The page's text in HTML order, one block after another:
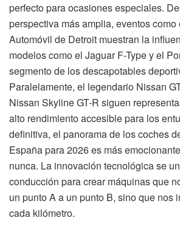
perfecto para ocasiones especiales.
perspectiva más amplia, eventos
Automóvil de Detroit muestran la
modelos como el Jaguar F-Type y el
segmento de los descapotables
Paralelamente, el legendario Nissan
Nissan Skyline GT-R siguen
alto rendimiento accesible para los
definitiva, el panorama de los coches
España para 2026 es más
nunca. La innovación tecnológica se
conducción para crear máquinas que
un punto A a un punto B, sino que nos
cada kilómetro.